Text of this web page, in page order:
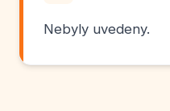
Nebyly uvedeny.